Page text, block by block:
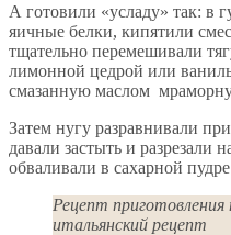
А готовили «усладу» так: в
яичные белки, кипятили
тщательно перемешивали
лимонной цедрой или
смазанную маслом
Затем нугу разравнивали
давали застыть и разрезали
обваливали в сахарной
Рецепт приготовления
итальянский рецепт